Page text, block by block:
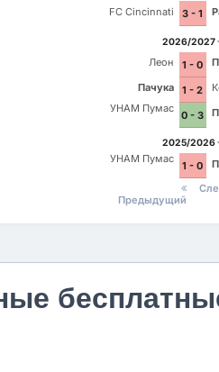
FC Cincinnati 3 - 1
2026/2027
Леон 1 - 0
Пачука
1 - 2
УНАМ Пумас
0 - 3
2025/2026
УНАМ Пумас
1 - 0
Предыдущий